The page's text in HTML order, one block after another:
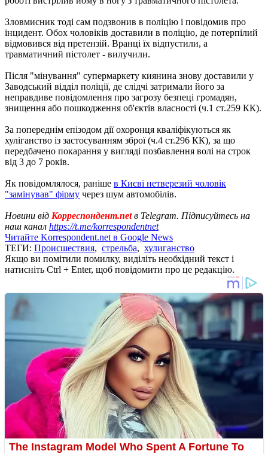
Зловмисник тоді сам подзвонив в поліцію і повідомив про
інцидент. Обох чоловіків доставили в поліцію, де потерпілий
відмовився від претензій. Вранці їх відпустили, а
травматичний пістолет - вилучили.
Після "мінування" супермаркету киянина знову доставили у
Заводський відділ поліції, де слідчі затримали його за
неправдиве повідомлення про загрозу безпеці громадян,
знищення або пошкодження об'єктів власності (ч.1 ст.259 КК).
За попереднім епізодом дії охоронця кваліфікуються як
хуліганство із застосуванням зброї (ч.4 ст.296 КК), за що
передбачено покарання у вигляді позбавлення волі на строк
від 3 до 7 років.
Як повідомлялося, раніше в Києві нетверезий чоловік
"замінував" фірму через шум автомобілів.
Новини від Корреспондент.netв Telegram. Підписуйтесь на
наш канал https://t.me/korrespondentnet
Читайте Korrespondent.net в Google News
ТЕГИ: Происшествия, стрельба, хулиганство
Якщо ви помітили помилку, виділіть необхідний текст і
натисніть Ctrl + Enter, щоб повідомити про це редакцію.